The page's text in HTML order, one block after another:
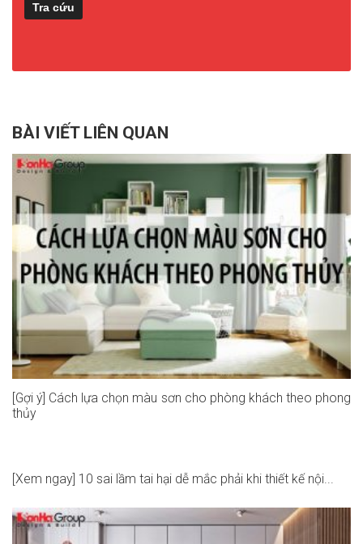
BÀI VIẾT LIÊN QUAN
[Gợi ý] Cách lựa chọn màu sơn cho phòng khách theo phong
thủy
[Xem ngay] 10 sai lầm tai hại dễ mắc phải khi thiết kế nội...